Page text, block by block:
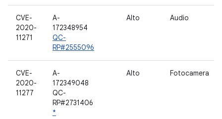
CVE-
2020-
11271
A-
172348954
QC-
RP#2555096
Alto Audio
CVE-
2020-
11277
A-
172349048
QC-
RP#2731406
*
Alto Fotocamera